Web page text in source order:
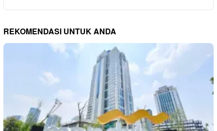
REKOMENDASI UNTUK ANDA